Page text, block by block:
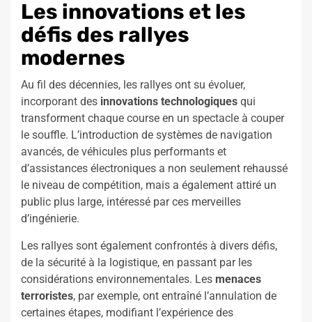
Les innovations et les
défis des rallyes
modernes
Au fil des décennies, les rallyes ont su évoluer,
incorporant des innovations technologiques qui
transforment chaque course en un spectacle à couper
le souffle. L’introduction de systèmes de navigation
avancés, de véhicules plus performants et
d’assistances électroniques a non seulement rehaussé
le niveau de compétition, mais a également attiré un
public plus large, intéressé par ces merveilles
d’ingénierie.
Les rallyes sont également confrontés à divers défis,
de la sécurité à la logistique, en passant par les
considérations environnementales. Les menaces
terroristes, par exemple, ont entraîné l’annulation de
certaines étapes, modifiant l’expérience des